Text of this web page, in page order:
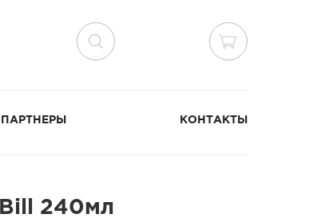
ПАРТНЕРЫ КОНТАКТЫ
240мл